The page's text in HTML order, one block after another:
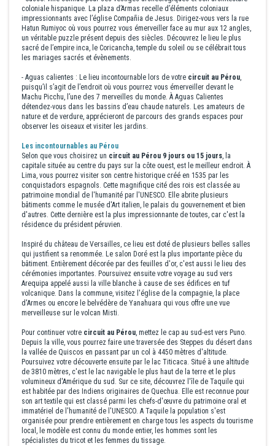
coloniale hispanique. La plaza d’Armas recelle d’éléments coloniaux
impressionnants avec l’église Compañia de Jesus. Dirigez-vous vers la rue
Hatun Rumiyoc où vous pourrez vous émerveiller face au mur aux 12 angles,
un véritable puzzle présent depuis des siècles. Découvrez le lieu le plus
sacré de l’empire inca, le Coricancha, temple du soleil ou se célébrait tous
les mariages sacrés et évènements.
- Aguas calientes : Le lieu incontournable lors de votre circuit au Pérou,
puisqu’il s’agit de l’endroit où vous pourrez vous émerveiller devant le
Machu Picchu, l’une des 7 merveilles du monde. À Aguas Calientes
détendez-vous dans les bassins d’eau chaude naturels. Les amateurs de
nature et de verdure, apprécieront de parcours des grands espaces pour
observer les oiseaux et visiter les jardins.
Les incontournables au Pérou
Selon que vous choisirez un circuit au Pérou 9 jours ou 15 jours, la
capitale située au centre du pays sur la côte ouest, est le meilleur endroit. À
Lima, vous pourrez visiter son centre historique créé en 1535 par les
conquistadors espagnols. Cette magnifique cité des rois est classée au
patrimoine mondial de l'humanité par l'UNESCO. Elle abrite plusieurs
bâtiments comme le musée d'Art italien, le palais du gouvernement et bien
d'autres. Cette dernière est la plus impressionnante de toutes, car c'est la
résidence du président péruvien.
Inspiré du château de Versailles, ce lieu est doté de plusieurs belles salles
qui justifient sa renommée. Le salon Doré est la plus importante pièce du
bâtiment. Entièrement décorée par des feuilles d'or, c'est aussi le lieu des
cérémonies importantes. Poursuivez ensuite votre voyage au sud vers
Arequipa appelé aussi la ville blanche à cause de ses édifices en tuf
volcanique. Dans la commune, visitez l'église de la compagnie, la place
d'Armes ou encore le belvédère de Yanahuara qui vous offre une vue
merveilleuse sur le volcan Misti.
Pour continuer votre circuit au Pérou, mettez le cap au sud-est vers Puno.
Depuis la ville, vous pourrez faire une traversée des Steppes du désert dans
la vallée de Quiscos en passant par un col à 4450 mètres d'altitude.
Poursuivez votre découverte ensuite par le lac Titicaca. Situé à une altitude
de 3810 mètres, c'est le lac navigable le plus haut de la terre et le plus
volumineux d'Amérique du sud. Sur ce site, découvrez l'île de Taquile qui
est habitée par des Indiens originaires de Quechua. Elle est reconnue pour
son art textile qui est classé parmi les chefs-d'œuvre du patrimoine oral et
immatériel de l'humanité de l'UNESCO. A Taquile la population s'est
organisée pour prendre entièrement en charge tous les aspects du tourisme
local, le modèle est connu du monde entier, les hommes sont les
spécialistes du tricot et les femmes du tissage.